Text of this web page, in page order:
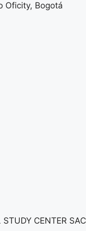
Oficity, Bogotá
CENTER SAC